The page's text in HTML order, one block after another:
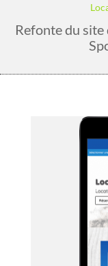
Refonte du site